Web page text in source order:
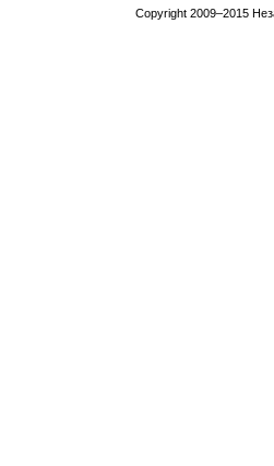
Copyright 2009–2015